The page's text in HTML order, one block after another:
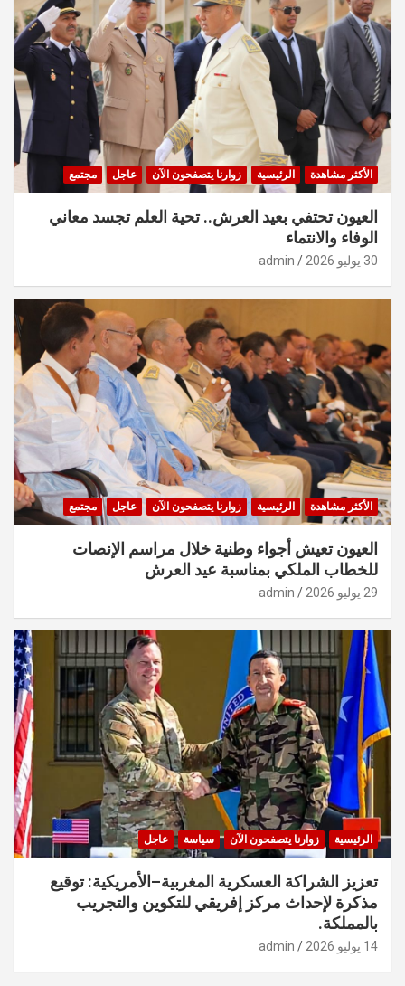
الأكثر مشاهدة الرئيسية زوارنا يتصفحون الآن عاجل مجتمع
العيون تحتفي بعيد العرش.. تحية العلم تجسد معاني
الوفاء والانتماء
30 يوليو 2026 admin
الأكثر مشاهدة الرئيسية زوارنا يتصفحون الآن عاجل مجتمع
العيون تعيش أجواء وطنية خلال مراسم الإنصات
للخطاب الملكي بمناسبة عيد العرش
29 يوليو 2026 admin
الرئيسية زوارنا يتصفحون الآن سياسة عاجل
تعزيز الشراكة العسكرية المغربية–الأمريكية: توقيع
مذكرة لإحداث مركز إفريقي للتكوين والتجريب
بالمملكة.
14 يوليو 2026 admin